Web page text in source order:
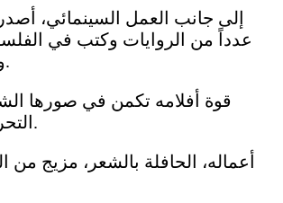
إلى جانب العمل السينمائي،
عدداً من الروايات وكتب في
والرسوم الهزلية.
قوة أفلامه تكمن في صورها
التحريضية، المجازية.
أعماله، الحافلة بالشعر، مزيج من